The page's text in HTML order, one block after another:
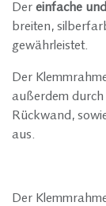
Der einfache
breiten,
gewährleistet.
Der
außerdem
Rückwand,
aus.
Der